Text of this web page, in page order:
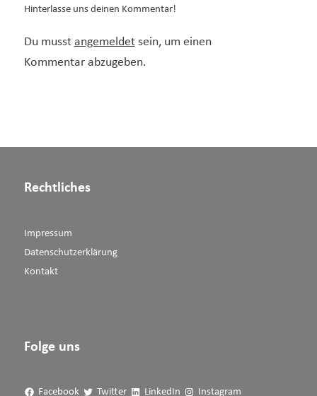
Hinterlasse uns deinen Kommentar!
Du musst angemeldetsein, um einen
Kommentar abzugeben.
Rechtliches
Impressum
Datenschutzerklärung
Kontakt
Folge uns
Facebook Twitter LinkedIn Instagram